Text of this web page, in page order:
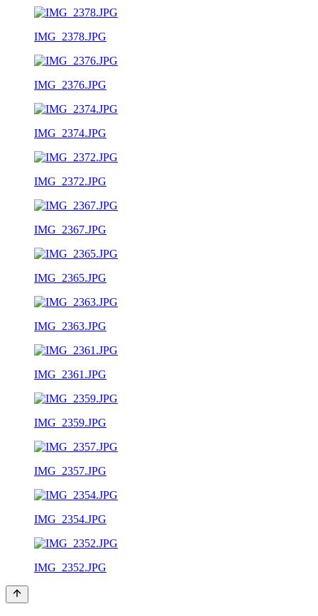
IMG_2378.JPG
IMG_2376.JPG
IMG_2374.JPG
IMG_2372.JPG
IMG_2367.JPG
IMG_2365.JPG
IMG_2363.JPG
IMG_2361.JPG
IMG_2359.JPG
IMG_2357.JPG
IMG_2354.JPG
IMG_2352.JPG